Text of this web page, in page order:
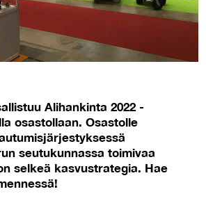
Alihankinta 2022 -
osastollaan. Osastolle
seutukunnassa toimivaa
selkeä kasvustrategia. Hae